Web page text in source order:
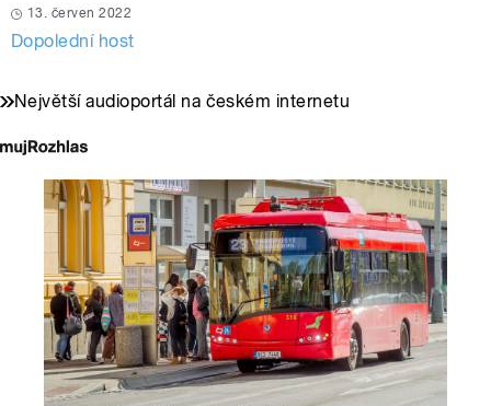
13. červen 2022
Dopolední host
Největší audioportál na českém internetu